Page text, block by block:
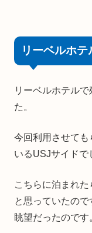
リーベルホ
リーベルホテル
た。
今回利用させても
いるUSJサイドで
こちらに泊まれ
と思っていたの
眺望だったのです